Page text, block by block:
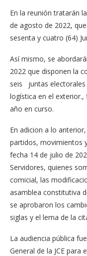
En la reunión tratarán
de agosto de 2022,
sesenta y cuatro (64)
Así mismo, se
2022 que disponen la
seis juntas
logística en el exterior.,
año en curso.
En adicion a lo
partidos, movimientos
fecha 14 de julio de
Servidores, quienes
comicial, las
asamblea constitutiva
se aprobaron los
siglas y el lema de la
La audiencia pública
General de la JCE